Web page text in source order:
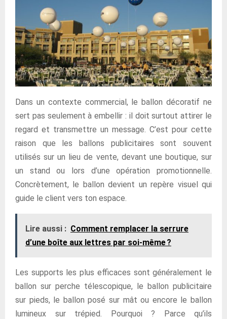
Dans un contexte commercial, le ballon décoratif ne
sert pas seulement à embellir : il doit surtout attirer le
regard et transmettre un message. C’est pour cette
raison que les ballons publicitaires sont souvent
utilisés sur un lieu de vente, devant une boutique, sur
un stand ou lors d’une opération promotionnelle.
Concrètement, le ballon devient un repère visuel qui
guide le client vers ton espace.
Lire aussi : Comment remplacer la serrure
d’une boîte aux lettres par soi-même ?
Les supports les plus efficaces sont généralement le
ballon sur perche télescopique, le ballon publicitaire
sur pieds, le ballon posé sur mât ou encore le ballon
lumineux sur trépied. Pourquoi ? Parce qu’ils